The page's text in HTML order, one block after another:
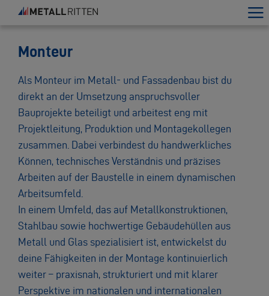
Monteur
Als Monteur im Metall- und Fassadenbau bist du
direkt an der Umsetzung anspruchsvoller
Bauprojekte beteiligt und arbeitest eng mit
Projektleitung, Produktion und Montagekollegen
zusammen. Dabei verbindest du handwerkliches
Können, technisches Verständnis und präzises
Arbeiten auf der Baustelle in einem dynamischen
Arbeitsumfeld.
In einem Umfeld, das auf Metallkonstruktionen,
Stahlbau sowie hochwertige Gebäudehüllen aus
Metall und Glas spezialisiert ist, entwickelst du
deine Fähigkeiten in der Montage kontinuierlich
weiter – praxisnah, strukturiert und mit klarer
Perspektive im nationalen und internationalen